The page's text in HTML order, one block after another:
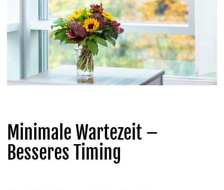
Minimale Wartezeit –
Besseres Timing